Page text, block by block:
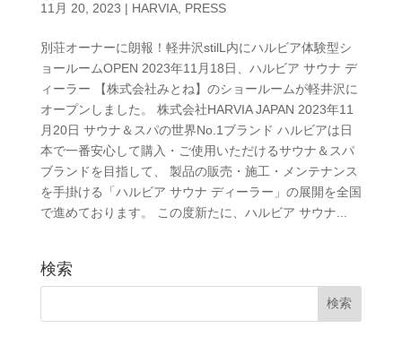
11月 20, 2023 | HARVIA, PRESS
別荘オーナーに朗報！軽井沢stilL内にハルビア体験型シ
ョールームOPEN 2023年11月18日、ハルビア サウナ デ
ィーラー 【株式会社みとね】のショールームが軽井沢に
オープンしました。 株式会社HARVIA JAPAN 2023年11
月20日 サウナ＆スパの世界No.1ブランド ハルビアは日
本で一番安心して購入・ご使用いただけるサウナ＆スパ
ブランドを目指して、 製品の販売・施工・メンテナンス
を手掛ける「ハルビア サウナ ディーラー」の展開を全国
で進めております。 この度新たに、ハルビア サウナ...
検索